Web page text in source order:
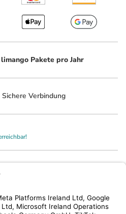
Pakete pro Jahr
Sichere Verbindung